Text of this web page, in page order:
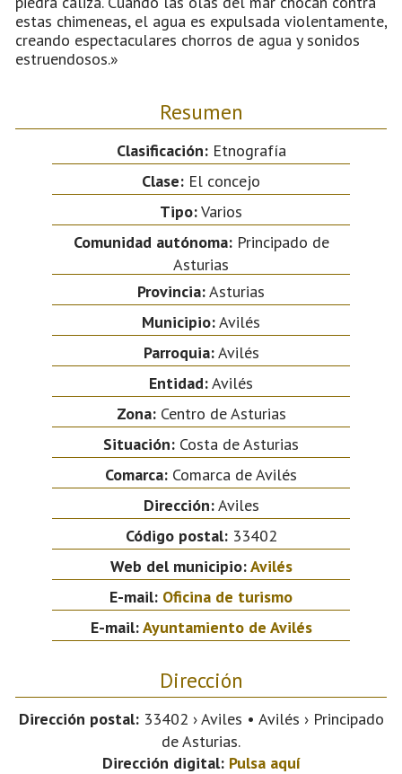
estas chimeneas, el agua es expulsada violentamente,
creando espectaculares chorros de agua y sonidos
estruendosos.»
Resumen
Clasificación:Etnografía
Clase: El concejo
Tipo:Varios
Comunidad autónoma:Principado de
Asturias
Provincia:Asturias
Municipio:Avilés
Parroquia:Avilés
Entidad:Avilés
Zona:Centro de Asturias
Situación: Costa de Asturias
Comarca: Comarca de Avilés
Dirección:Aviles
Código postal:33402
Web del municipio:Avilés
E-mail: Oficina de turismo
E-mail:Ayuntamiento de Avilés
Dirección
Dirección postal:33402 › Aviles • Avilés › Principado
de Asturias.
Dirección digital: Pulsa aquí